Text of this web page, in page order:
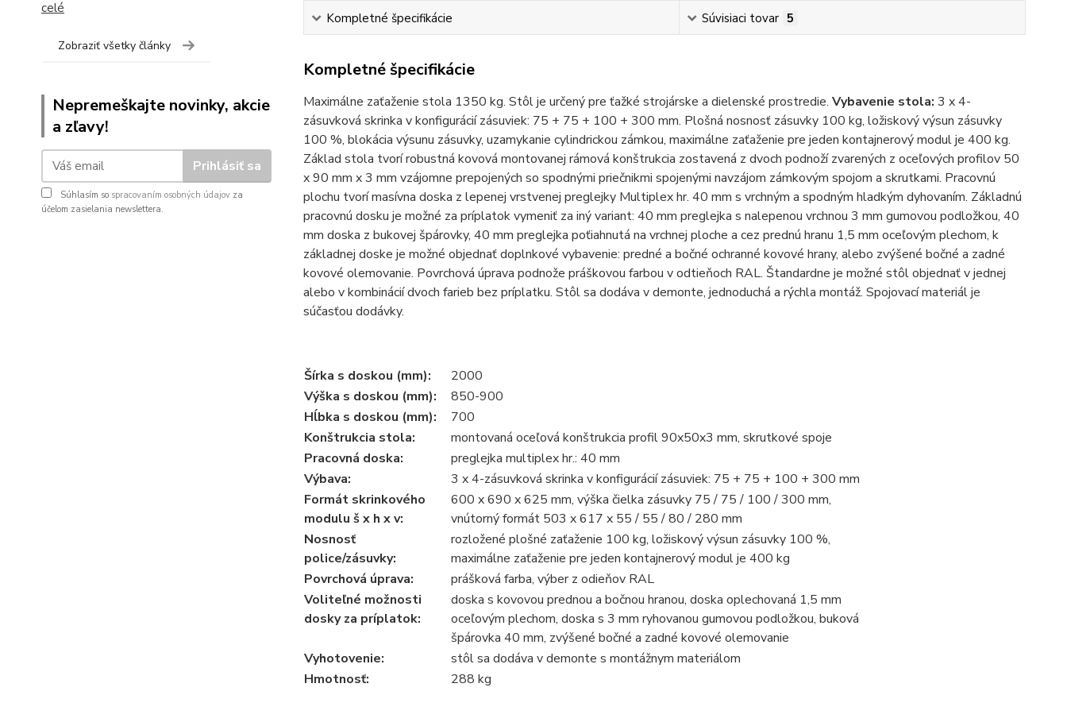
celé
Zobraziť všetky články
Nepremeškajte novinky, akcie
a zľavy!
Prihlásiť sa
Súhlasím so spracovaním osobných údajov za
účelom zasielania newslettera.
Kompletné špecifikácie Súvisiaci tovar 5
Kompletné špecifikácie
Maximálne zaťaženie stola 1350 kg. Stôl je určený pre ťažké strojárske a dielenské prostredie. Vybavenie stola: 3 x 4-
zásuvková skrinka v konfigurácií zásuviek: 75 + 75 + 100 + 300 mm. Plošná nosnosť zásuvky 100 kg, ložiskový výsun zásuvky
100 %, blokácia výsunu zásuvky, uzamykanie cylindrickou zámkou, maximálne zaťaženie pre jeden kontajnerový modul je 400 kg.
Základ stola tvorí robustná kovová montovanej rámová konštrukcia zostavená z dvoch podnoží zvarených z oceľových profilov 50
x 90 mm x 3 mm vzájomne prepojených so spodnými priečnikmi spojenými navzájom zámkovým spojom a skrutkami. Pracovnú
plochu tvorí masívna doska z lepenej vrstvenej preglejky Multiplex hr. 40 mm s vrchným a spodným hladkým dyhovaním. Základnú
pracovnú dosku je možné za príplatok vymeniť za iný variant: 40 mm preglejka s nalepenou vrchnou 3 mm gumovou podložkou, 40
mm doska z bukovej špárovky, 40 mm preglejka poťiahnutá na vrchnej ploche a cez prednú hranu 1,5 mm oceľovým plechom, k
základnej doske je možné objednať doplnkové vybavenie: predné a bočné ochranné kovové hrany, alebo zvýšené bočné a zadné
kovové olemovanie. Povrchová úprava podnože práškovou farbou v odtieňoch RAL. Štandardne je možné stôl objednať v jednej
alebo v kombinácií dvoch farieb bez príplatku. Stôl sa dodáva v demonte, jednoduchá a rýchla montáž. Spojovací materiál je
súčasťou dodávky.
Šírka s doskou (mm):
2000
Výška s doskou (mm):
850-900
Hĺbka s doskou (mm):
700
Konštrukcia stola:
montovaná oceľová konštrukcia profil 90x50x3 mm, skrutkové spoje
Pracovná doska:
preglejka multiplex hr.: 40 mm
Výbava:
3 x 4-zásuvková skrinka v konfigurácií zásuviek: 75 + 75 + 100 + 300 mm
Formát skrinkového
modulu š x h x v:
600 x 690 x 625 mm, výška čielka zásuvky 75 / 75 / 100 / 300 mm,
vnútorný formát 503 x 617 x 55 / 55 / 80 / 280 mm
Nosnosť
police/zásuvky:
rozložené plošné zaťaženie 100 kg, ložiskový výsun zásuvky 100 %,
maximálne zaťaženie pre jeden kontajnerový modul je 400 kg
Povrchová úprava:
prášková farba, výber z odieňov RAL
Voliteľné možnosti
dosky za príplatok:
doska s kovovou prednou a bočnou hranou, doska oplechovaná 1,5 mm
oceľovým plechom, doska s 3 mm ryhovanou gumovou podložkou, buková
špárovka 40 mm, zvýšené bočné a zadné kovové olemovanie
Vyhotovenie:
stôl sa dodáva v demonte s montážnym materiálom
Hmotnosť:
288 kg